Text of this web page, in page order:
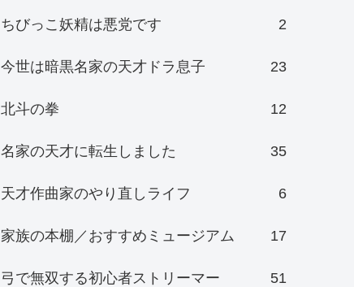
ちびっこ妖精は悪党です 2
今世は暗黒名家の天才ドラ息子 23
北斗の拳 12
名家の天才に転生しました 35
天才作曲家のやり直しライフ 6
家族の本棚／おすすめミュージアム 17
弓で無双する初心者ストリーマー 51